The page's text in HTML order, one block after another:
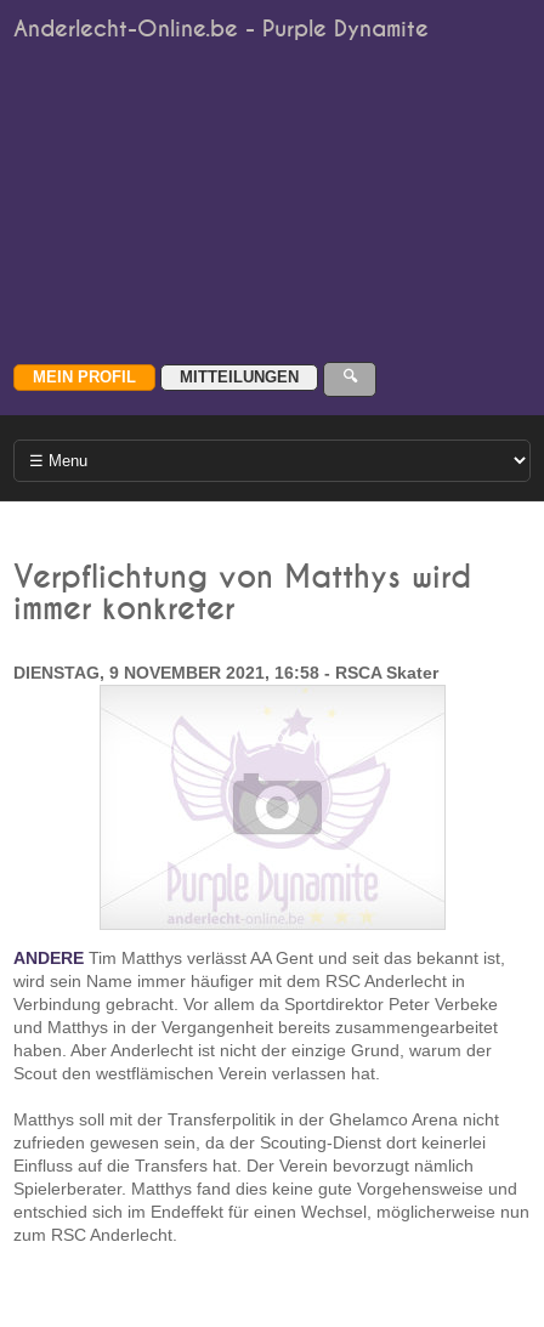
Anderlecht-Online.be - Purple Dynamite
Verpflichtung von Matthys wird
immer konkreter
DIENSTAG, 9 NOVEMBER 2021, 16:58 - RSCA Skater
ANDERE Tim Matthys verlässt AA Gent und seit das bekannt ist,
wird sein Name immer häufiger mit dem RSC Anderlecht in
Verbindung gebracht. Vor allem da Sportdirektor Peter Verbeke
und Matthys in der Vergangenheit bereits zusammengearbeitet
haben. Aber Anderlecht ist nicht der einzige Grund, warum der
Scout den westflämischen Verein verlassen hat.
Matthys soll mit der Transferpolitik in der Ghelamco Arena nicht
zufrieden gewesen sein, da der Scouting-Dienst dort keinerlei
Einfluss auf die Transfers hat. Der Verein bevorzugt nämlich
Spielerberater. Matthys fand dies keine gute Vorgehensweise und
entschied sich im Endeffekt für einen Wechsel, möglicherweise nun
zum RSC Anderlecht.